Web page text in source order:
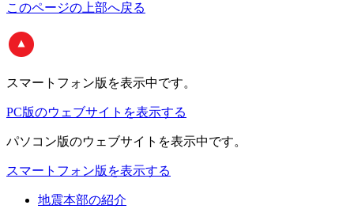
このページの上部へ戻る
スマートフォン版 を表示中です。
PC版のウェブサイトを表示する
パソコン版のウェブサイトを表示中です。
スマートフォン版を表示する
地震本部の紹介